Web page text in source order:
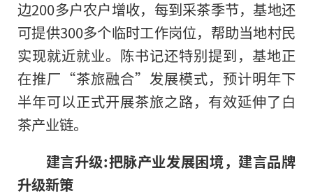
边200多户农户增收，每到采茶季节，基地还
可提供300多个临时工作岗位，帮助当地村民
实现就近就业。陈书记还特别提到，基地正
在推厂“茶旅融合”发展模式，预计明年下
半年可以正式开展茶旅之路，有效延伸了白
茶产业链。
建言升级:把脉产业发展困境，建言品牌
升级新策